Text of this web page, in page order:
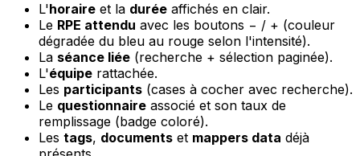
L'horaire et la durée affichés en clair.
Le RPE attendu avec les boutons − / + (couleur
dégradée du bleu au rouge selon l'intensité).
La séance liée (recherche + sélection paginée).
L'équipe rattachée.
Les participants (cases à cocher avec recherche).
Le questionnaire associé et son taux de
remplissage (badge coloré).
Les tags, documents et mappers data déjà